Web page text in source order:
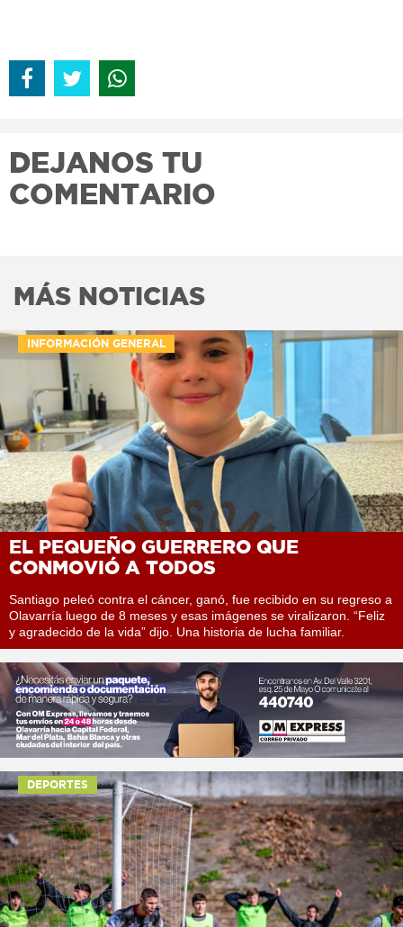
DEJANOS TU
COMENTARIO
MÁS NOTICIAS
INFORMACIÓN GENERAL
EL PEQUEÑO GUERRERO QUE
CONMOVIÓ A TODOS
Santiago peleó contra el cáncer, ganó, fue recibido en su regreso a
Olavarría luego de 8 meses y esas imágenes se viralizaron. “Feliz
y agradecido de la vida” dijo. Una historia de lucha familiar.
DEPORTES